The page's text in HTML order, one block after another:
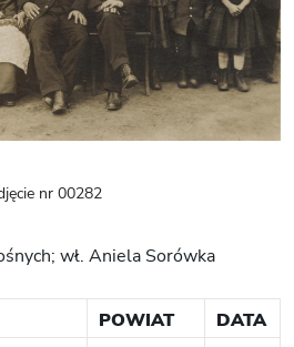
nr 00282
wł. Aniela Sorówka
POWIAT
DATA